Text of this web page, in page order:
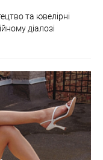
та ювелірні
діалозі